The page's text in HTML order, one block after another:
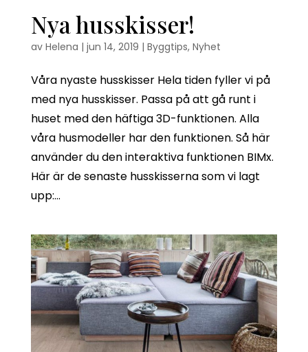
Nya husskisser!
av Helena | jun 14, 2019 | Byggtips, Nyhet
Våra nyaste husskisser Hela tiden fyller vi på
med nya husskisser. Passa på att gå runt i
huset med den häftiga 3D-funktionen. Alla
våra husmodeller har den funktionen. Så här
använder du den interaktiva funktionen BIMx.
Här är de senaste husskisserna som vi lagt
upp:...